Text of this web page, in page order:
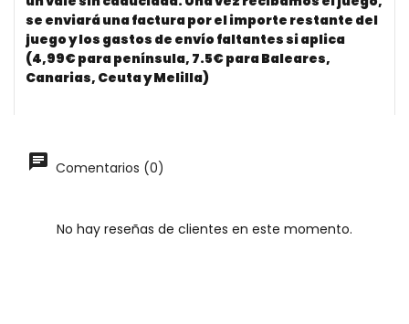
se enviará una factura por el importe restante del
juego y los gastos de envío faltantes si aplica
(4,99€ para península, 7.5€ para Baleares,
Canarias, Ceuta y Melilla)
Comentarios (0)
No hay reseñas de clientes en este momento.